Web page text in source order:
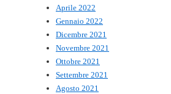
Aprile 2022
Gennaio 2022
Dicembre 2021
Novembre 2021
Ottobre 2021
Settembre 2021
Agosto 2021